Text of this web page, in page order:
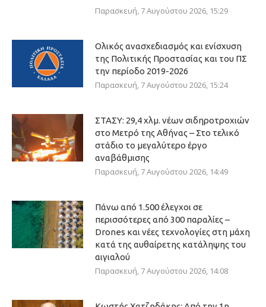
Παρασκευή, 7 Αυγούστου 2026, 15:29
Ολικός ανασχεδιασμός και ενίσχυση
της Πολιτικής Προστασίας και του ΠΣ
την περίοδο 2019-2026
Παρασκευή, 7 Αυγούστου 2026, 15:24
ΣΤΑΣΥ: 29,4 χλμ. νέων σιδηροτροχιών
στο Μετρό της Αθήνας – Στο τελικό
στάδιο το μεγαλύτερο έργο
αναβάθμισης
Παρασκευή, 7 Αυγούστου 2026, 14:49
Πάνω από 1.500 έλεγχοι σε
περισσότερες από 300 παραλίες –
Drones και νέες τεχνολογίες στη μάχη
κατά της αυθαίρετης κατάληψης του
αιγιαλού
Παρασκευή, 7 Αυγούστου 2026, 14:08